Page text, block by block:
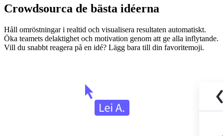
Crowdsourca de bästa idéerna
Håll omröstningar i realtid och visualisera resultaten automatiskt.
Öka teamets delaktighet och motivation genom att ge alla inflytande.
Vill du snabbt reagera på en idé? Lägg bara till din favoritemoji.